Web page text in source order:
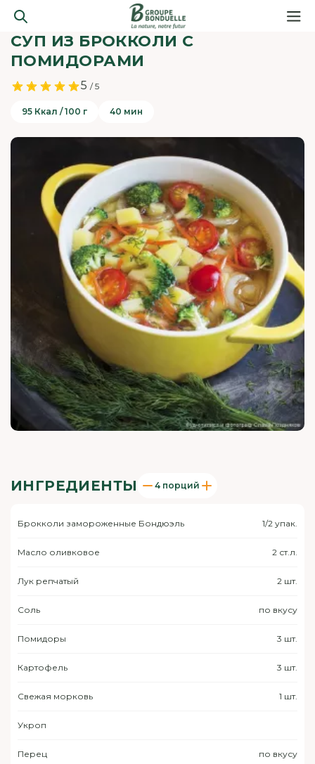
СУП ИЗ БРОККОЛИ С
ПОМИДОРАМИ
5 / 5
95 Ккал / 100 г 40 мин
ИНГРЕДИЕНТЫ 4 порций
Брокколи замороженные Бондюэль 1/2 упак.
Масло оливковое 2 ст.л.
Лук репчатый 2 шт.
Соль по вкусу
Помидоры 3 шт.
Картофель 3 шт.
Свежая морковь 1 шт.
Укроп
Перец по вкусу